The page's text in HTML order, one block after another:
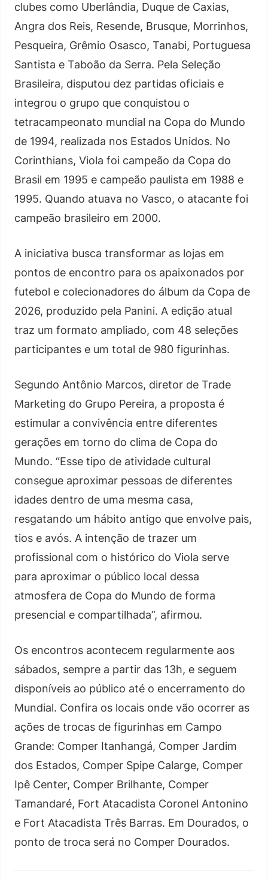
clubes como Uberlândia, Duque de Caxias,
Angra dos Reis, Resende, Brusque, Morrinhos,
Pesqueira, Grêmio Osasco, Tanabi, Portuguesa
Santista e Taboão da Serra. Pela Seleção
Brasileira, disputou dez partidas oficiais e
integrou o grupo que conquistou o
tetracampeonato mundial na Copa do Mundo
de 1994, realizada nos Estados Unidos. No
Corinthians, Viola foi campeão da Copa do
Brasil em 1995 e campeão paulista em 1988 e
1995. Quando atuava no Vasco, o atacante foi
campeão brasileiro em 2000.
A iniciativa busca transformar as lojas em
pontos de encontro para os apaixonados por
futebol e colecionadores do álbum da Copa de
2026, produzido pela Panini. A edição atual
traz um formato ampliado, com 48 seleções
participantes e um total de 980 figurinhas.
Segundo Antônio Marcos, diretor de Trade
Marketing do Grupo Pereira, a proposta é
estimular a convivência entre diferentes
gerações em torno do clima de Copa do
Mundo. “Esse tipo de atividade cultural
consegue aproximar pessoas de diferentes
idades dentro de uma mesma casa,
resgatando um hábito antigo que envolve pais,
tios e avós. A intenção de trazer um
profissional com o histórico do Viola serve
para aproximar o público local dessa
atmosfera de Copa do Mundo de forma
presencial e compartilhada”, afirmou.
Os encontros acontecem regularmente aos
sábados, sempre a partir das 13h, e seguem
disponíveis ao público até o encerramento do
Mundial. Confira os locais onde vão ocorrer as
ações de trocas de figurinhas em Campo
Grande: Comper Itanhangá, Comper Jardim
dos Estados, Comper Spipe Calarge, Comper
Ipê Center, Comper Brilhante, Comper
Tamandaré, Fort Atacadista Coronel Antonino
e Fort Atacadista Três Barras. Em Dourados, o
ponto de troca será no Comper Dourados.